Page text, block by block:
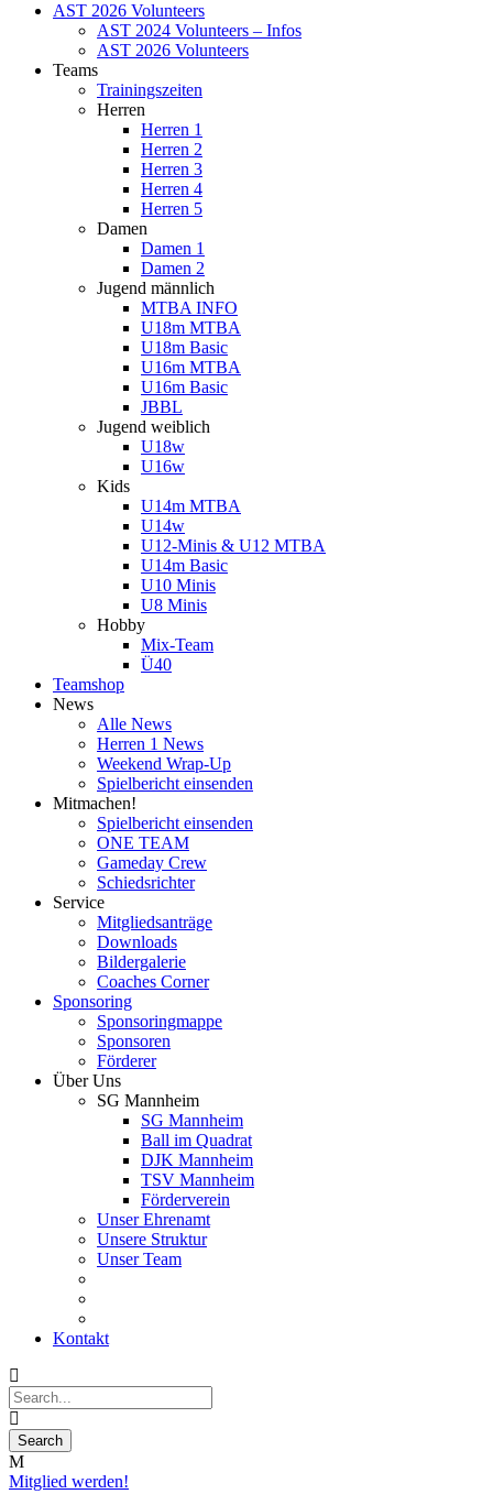
AST 2026 Volunteers
AST 2024 Volunteers – Infos
AST 2026 Volunteers
Teams
Trainingszeiten
Herren
Herren 1
Herren 2
Herren 3
Herren 4
Herren 5
Damen
Damen 1
Damen 2
Jugend männlich
MTBA INFO
U18m MTBA
U18m Basic
U16m MTBA
U16m Basic
JBBL
Jugend weiblich
U18w
U16w
Kids
U14m MTBA
U14w
U12-Minis & U12 MTBA
U14m Basic
U10 Minis
U8 Minis
Hobby
Mix-Team
Ü40
Teamshop
News
Alle News
Herren 1 News
Weekend Wrap-Up
Spielbericht einsenden
Mitmachen!
Spielbericht einsenden
ONE TEAM
Gameday Crew
Schiedsrichter
Service
Mitgliedsanträge
Downloads
Bildergalerie
Coaches Corner
Sponsoring
Sponsoringmappe
Sponsoren
Förderer
Über Uns
SG Mannheim
SG Mannheim
Ball im Quadrat
DJK Mannheim
TSV Mannheim
Förderverein
Unser Ehrenamt
Unsere Struktur
Unser Team
Kontakt
Mitglied werden!